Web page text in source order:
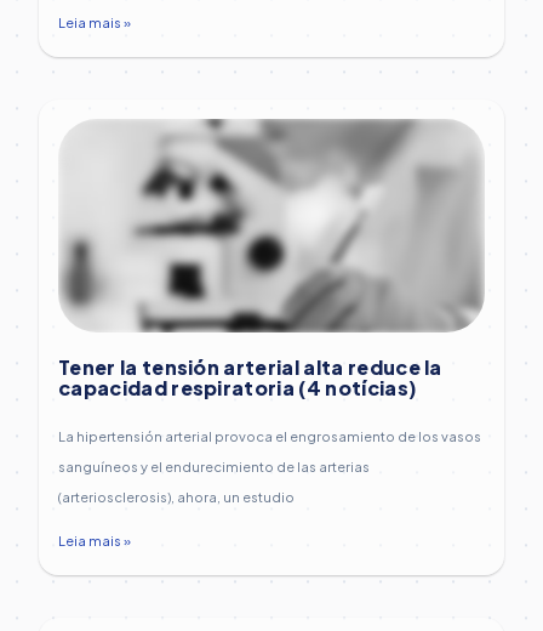
Leia mais »
Tener la tensión arterial alta reduce la
capacidad respiratoria (4 notícias)
La hipertensión arterial provoca el engrosamiento de los vasos
sanguíneos y el endurecimiento de las arterias
(arteriosclerosis), ahora, un estudio
Leia mais »